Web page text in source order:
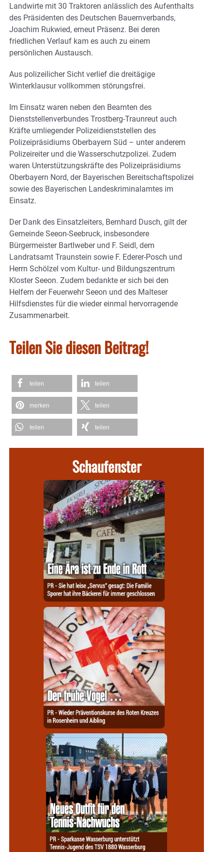
Landwirte mit 30 Traktoren anlässlich des Aufenthalts
des Präsidenten des Deutschen Bauernverbands,
Joachim Rukwied, erneut Präsenz. Bei deren
friedlichen Verlauf kam es auch zu einem
persönlichen Austausch.
Aus polizeilicher Sicht verlief die dreitägige
Winterklausur vollkommen störungsfrei.
Im Einsatz waren neben den Beamten des
Dienststellenverbundes Trostberg-Traunreut auch
Kräfte umliegender Polizeidienststellen des
Polizeipräsidiums Oberbayern Süd – unter anderem
Polizeireiter und die Wasserschutzpolizei. Zudem
waren Unterstützungskräfte des Polizeipräsidiums
Oberbayern Nord, der Bayerischen Bereitschaftspolizei
sowie des Bayerischen Landeskriminalamtes im
Einsatz.
Der Dank des Einsatzleiters, Bernhard Dusch, gilt der
Gemeinde Seeon-Seebruck, insbesondere
Bürgermeister Bartlweber und F. Seidl, dem
Landratsamt Traunstein sowie F. Ederer-Posch und
Herrn Schölzel vom Kultur- und Bildungszentrum
Kloster Seeon. Zudem bedankte er sich bei den
Helfern der Feuerwehr Seeon und des Malteser
Hilfsdienstes für die wieder einmal hervorragende
Zusammenarbeit.
Teilen Sie diesen Beitrag!
teilen teilen
merken teilen
teilen teilen
Schaufenster